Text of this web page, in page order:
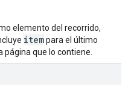
elemento del recorrido,
itempara el último
página que lo contiene.